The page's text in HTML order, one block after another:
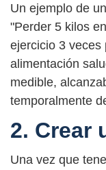
Un ejemplo de
"Perder 5 kilos
ejercicio 3 veces
alimentación
medible,
temporalmente
2. Crear
Una vez que